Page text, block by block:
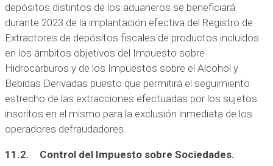
depósitos distintos de los aduaneros se beneficiará
durante 2023 de la implantación efectiva del Registro de
Extractores de depósitos fiscales de productos incluidos
en los ámbitos objetivos del Impuesto sobre
Hidrocarburos y de los Impuestos sobre el Alcohol y
Bebidas Derivadas puesto que permitirá el seguimiento
estrecho de las extracciones efectuadas por los sujetos
inscritos en el mismo para la exclusión inmediata de los
operadores defraudadores.
11.2. Control del Impuesto sobre Sociedades.